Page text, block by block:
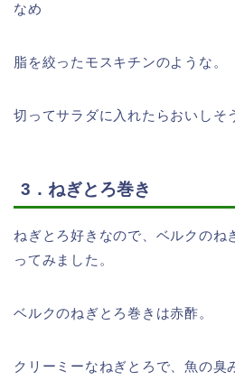
なめ
脂を絞ったモスキチンのような。
切ってサラダに入れたらおいしそ
3．ねぎとろ巻き
ねぎとろ好きなので、ベルクのね
ってみました。
ベルクのねぎとろ巻きは赤酢。
クリーミーなねぎとろで、魚の臭